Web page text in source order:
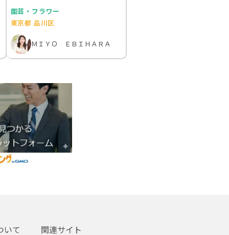
園芸・フラワー
東京都 品川区
ＭＩＹＯ ＥＢＩＨＡＲＡ
いて 関連サイト